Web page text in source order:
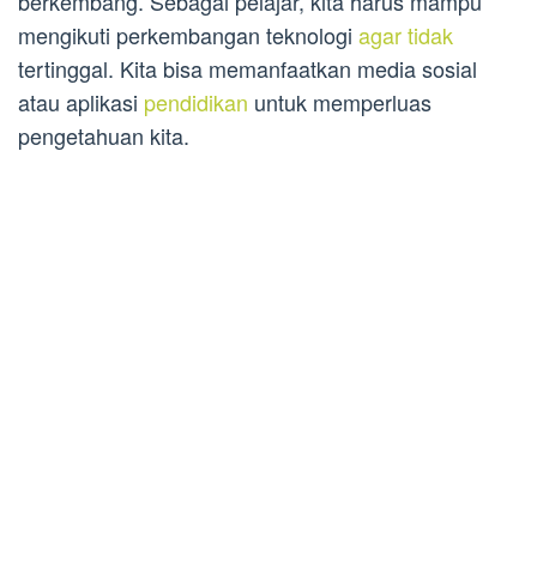
mengikuti perkembangan teknologi agar tidak
tertinggal. Kita bisa memanfaatkan media sosial
atau aplikasi pendidikan untuk memperluas
pengetahuan kita.